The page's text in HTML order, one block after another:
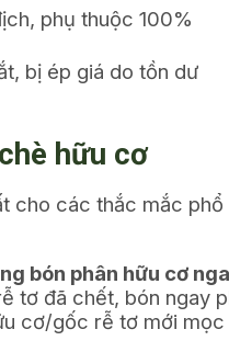
phụ thuộc 100%
bị ép giá do tồn dư
hữu cơ
cho các thắc mắc
bón phân hữu cơ
tơ đã chết, bón ngay
cơ/gốc rễ tơ mới mọc